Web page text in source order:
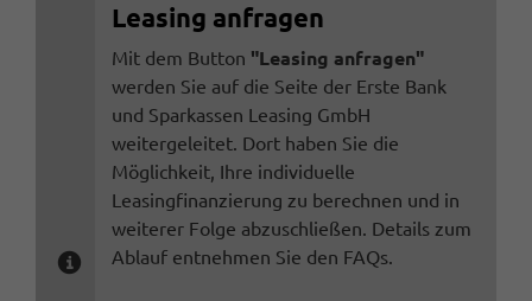
Leasing anfragen
Mit dem Button "Leasing anfragen"
werden Sie auf die Seite der Erste Bank
und Sparkassen Leasing GmbH
weitergeleitet. Dort haben Sie die
Möglichkeit, Ihre individuelle
Leasingfinanzierung zu berechnen und in
weiterer Folge abzuschließen. Details zum
Ablauf entnehmen Sie den FAQs.